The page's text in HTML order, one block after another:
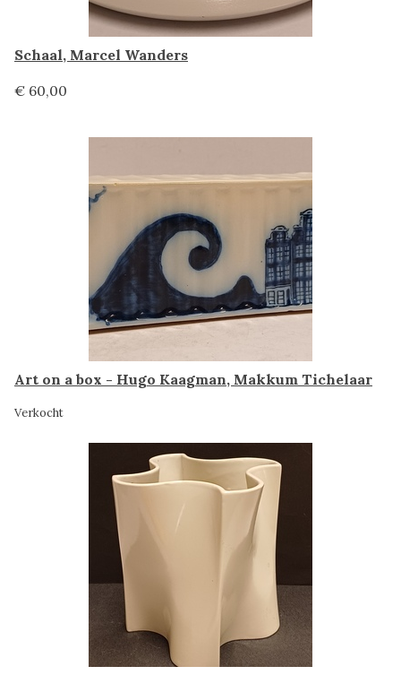
Schaal, Marcel Wanders
€ 60,00
Art on a box - Hugo Kaagman, Makkum Tichelaar
Verkocht